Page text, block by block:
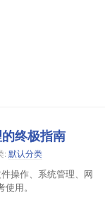
终极指南
: 默认分类
操作、系统管理、网
用。